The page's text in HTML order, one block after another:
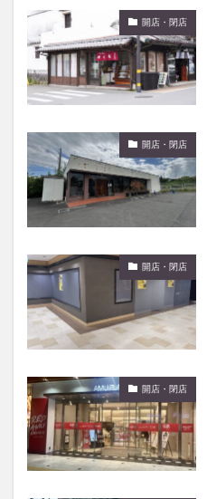
開店・閉店
開店・閉店
開店・閉店
開店・閉店